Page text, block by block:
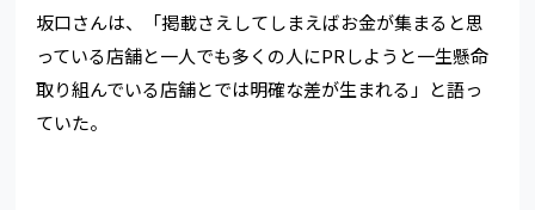
坂口さんは、「掲載さえしてしまえばお金が集まると思
っている店舗と一人でも多くの人にPRしようと一生懸命
取り組んでいる店舗とでは明確な差が生まれる」と語っ
ていた。